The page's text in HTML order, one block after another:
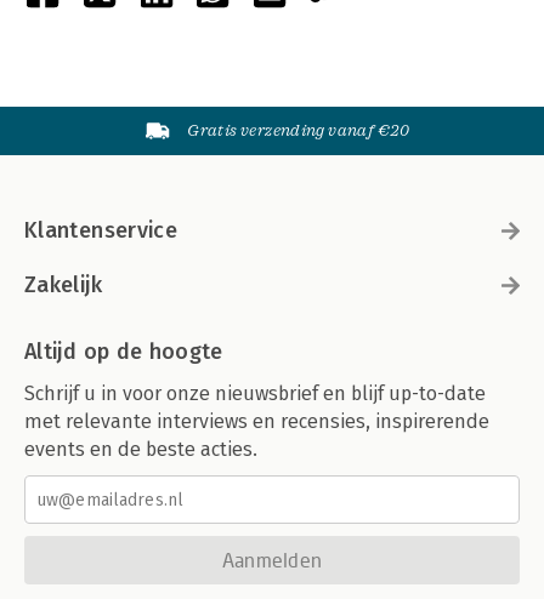
Gratis verzending vanaf €20
Klantenservice
Zakelijk
Altijd op de hoogte
Schrijf u in voor onze nieuwsbrief en blijf up-to-date
met relevante interviews en recensies, inspirerende
events en de beste acties.
Aanmelden